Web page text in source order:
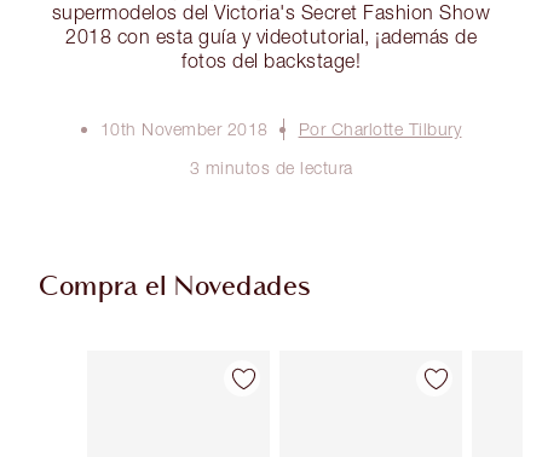
supermodelos del Victoria's Secret Fashion Show
2018 con esta guía y videotutorial, ¡además de
fotos del backstage!
10th November 2018
Por Charlotte Tilbury
3 minutos de lectura
Compra el Novedades
Artículo 1 de 75 Artículo 2 de 75